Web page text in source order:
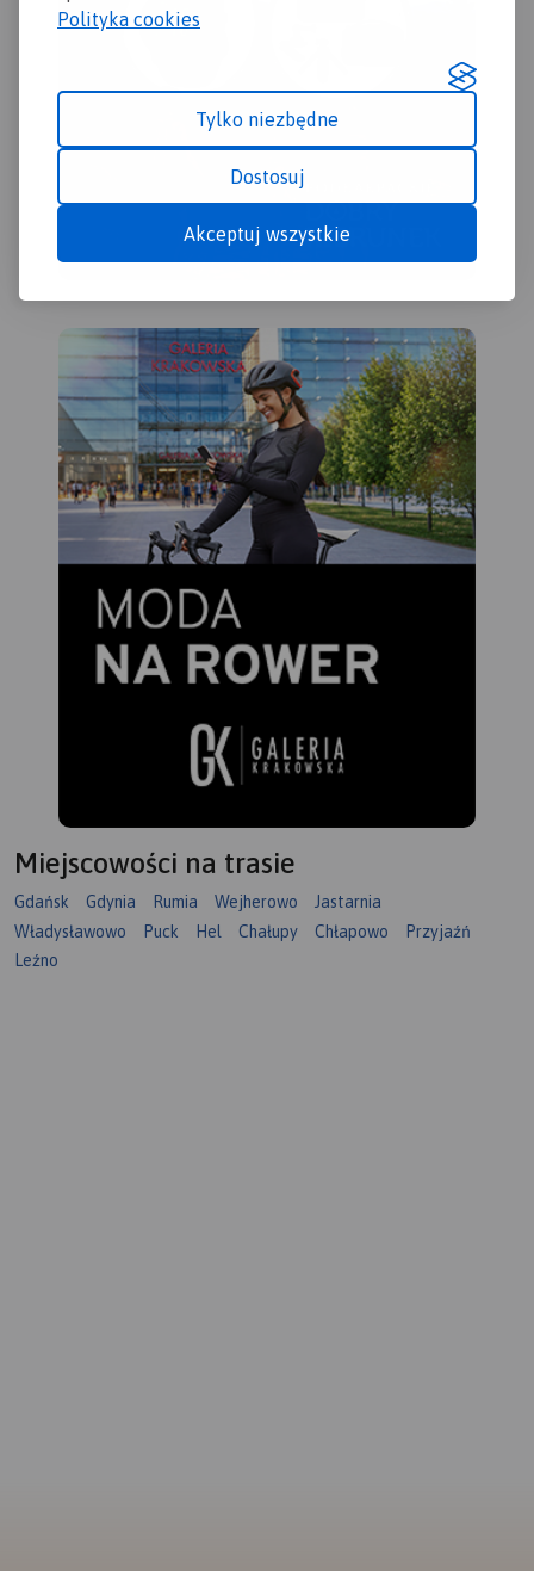
Polityka cookies
Tylko niezbędne
Dostosuj
Akceptuj wszystkie
Miejscowości na trasie
Gdańsk Gdynia Rumia Wejherowo
Jastarnia
Władysławowo
Puck Hel Chałupy Chłapowo
Przyjaźń
Leźno